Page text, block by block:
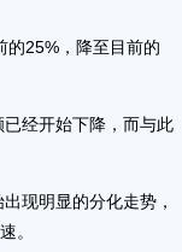
25%，降至目前的
经开始下降，而与此
现明显的分化走势，
。